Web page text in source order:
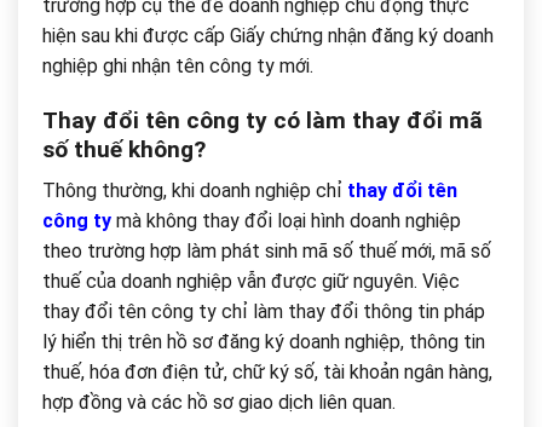
trường hợp cụ thể để doanh nghiệp chủ động thực
hiện sau khi được cấp Giấy chứng nhận đăng ký doanh
nghiệp ghi nhận tên công ty mới.
Thay đổi tên công ty có làm thay đổi mã
số thuế không?
Thông thường, khi doanh nghiệp chỉ thay đổi tên
công ty mà không thay đổi loại hình doanh nghiệp
theo trường hợp làm phát sinh mã số thuế mới, mã số
thuế của doanh nghiệp vẫn được giữ nguyên. Việc
thay đổi tên công ty chỉ làm thay đổi thông tin pháp
lý hiển thị trên hồ sơ đăng ký doanh nghiệp, thông tin
thuế, hóa đơn điện tử, chữ ký số, tài khoản ngân hàng,
hợp đồng và các hồ sơ giao dịch liên quan.